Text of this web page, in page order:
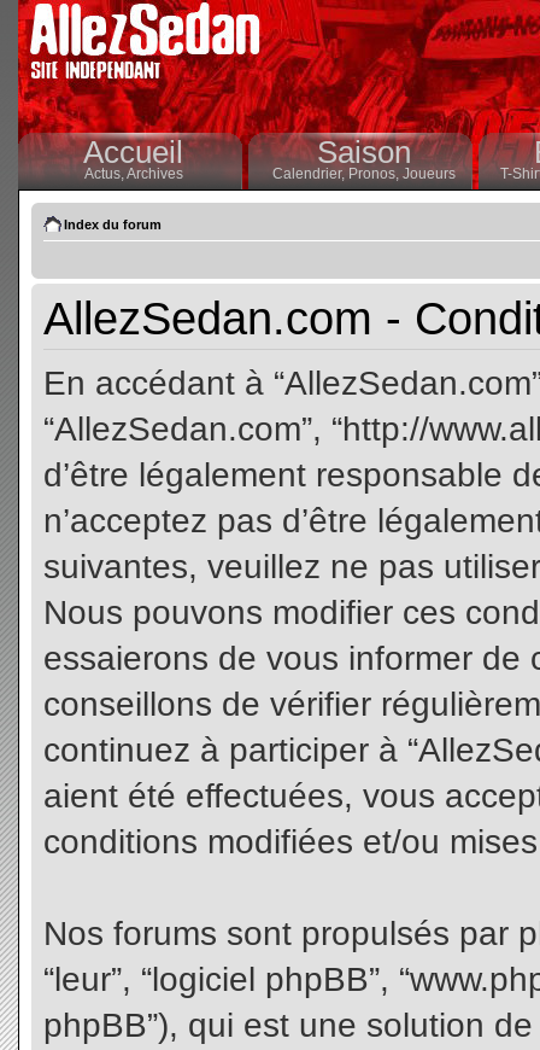
Accueil
Actus,Archives
Saison
Calendrier,Pronos, Joueurs T-
Index du forum
AllezSedan.com -
En accédant à
“AllezSedan.com”, “http://
d’être légalement responsable
n’acceptez pas d’être
suivantes, veuillez ne pas
Nous pouvons modifier ces
essaierons de vous informer
conseillons de vérifier
continuez à participer à
aient été effectuées, vous
conditions modifiées et/ou
Nos forums sont propulsés par
“leur”, “logiciel phpBB”,
phpBB”), qui est une solution